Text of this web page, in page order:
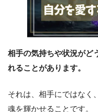
相手の気持ちや状況がど
れることがあります。
それは、相手にではなく
魂を輝かせることです。